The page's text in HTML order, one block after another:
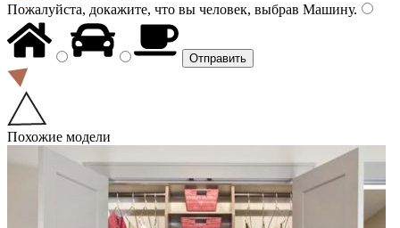
Пожалуйста, докажите, что вы человек, выбрав Машину.
Похожие модели